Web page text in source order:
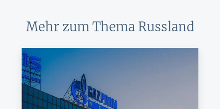
Mehr zum Thema Russland